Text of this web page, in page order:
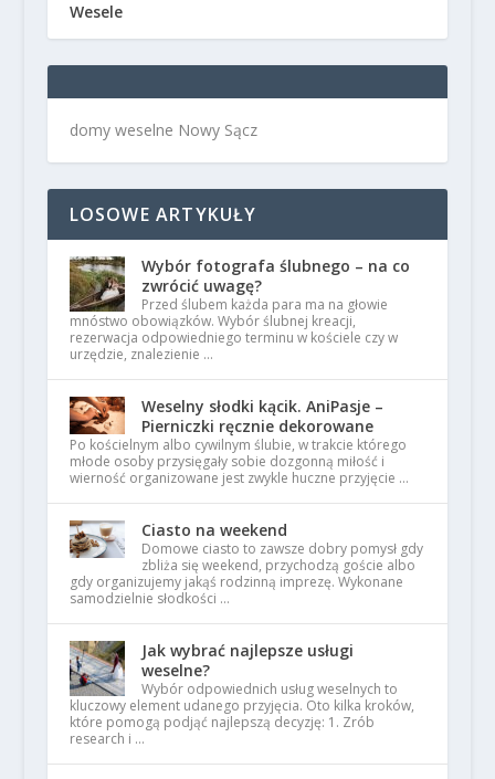
Wesele
domy weselne Nowy Sącz
LOSOWE ARTYKUŁY
Wybór fotografa ślubnego – na co
zwrócić uwagę?
Przed ślubem każda para ma na głowie
mnóstwo obowiązków. Wybór ślubnej kreacji,
rezerwacja odpowiedniego terminu w kościele czy w
urzędzie, znalezienie …
Weselny słodki kącik. AniPasje –
Pierniczki ręcznie dekorowane
Po kościelnym albo cywilnym ślubie, w trakcie którego
młode osoby przysięgały sobie dozgonną miłość i
wierność organizowane jest zwykle huczne przyjęcie …
Ciasto na weekend
Domowe ciasto to zawsze dobry pomysł gdy
zbliża się weekend, przychodzą goście albo
gdy organizujemy jakąś rodzinną imprezę. Wykonane
samodzielnie słodkości …
Jak wybrać najlepsze usługi
weselne?
Wybór odpowiednich usług weselnych to
kluczowy element udanego przyjęcia. Oto kilka kroków,
które pomogą podjąć najlepszą decyzję: 1. Zrób
research i …